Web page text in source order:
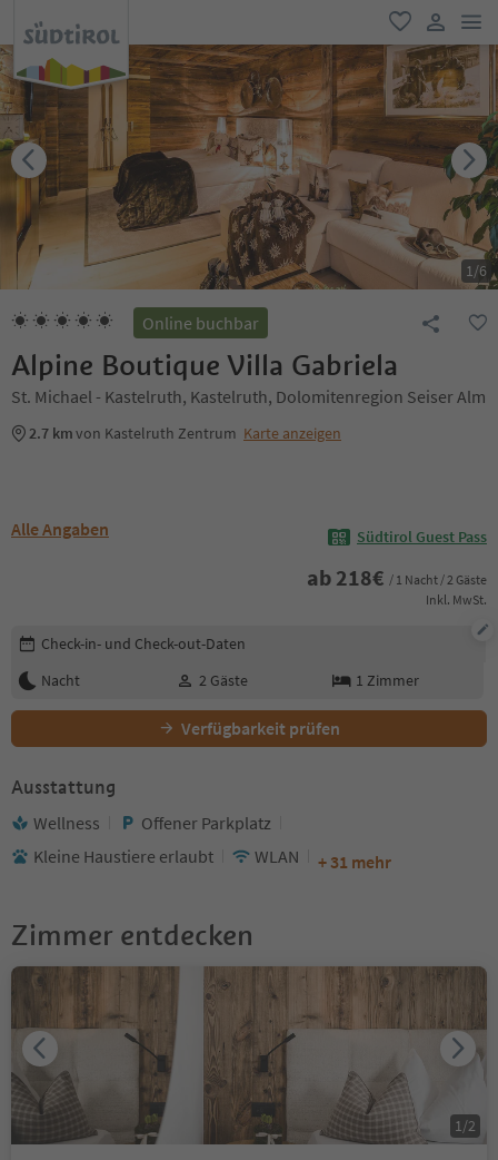
favorit
user link
1/6
Online buchbar
Alpine Boutique Villa Gabriela
St. Michael - Kastelruth, Kastelruth, Dolomitenregion Seiser Alm
2.7 kmvon Kastelruth Zentrum Karte anzeigen
Alle Angaben Südtirol Guest Pass
ab 218€ / 1 Nacht / 2 Gäste
Inkl. MwSt.
Buchungsdetails bearbeiten
Check-in- und Check-out-Daten
Nacht
2 Gäste 1 Zimmer
Verfügbarkeit prüfen
Ausstattung
Wellness
Offener Parkplatz
Kleine Haustiere erlaubt
WLAN + 31 mehr
Zimmer entdecken
1 /2